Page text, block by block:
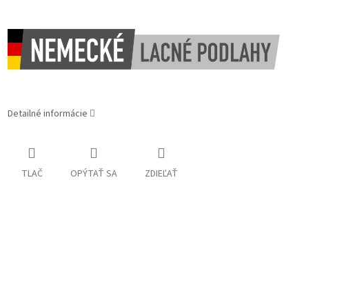
Detailné informácie
TLAČ OPÝTAŤ SA ZDIEĽAŤ